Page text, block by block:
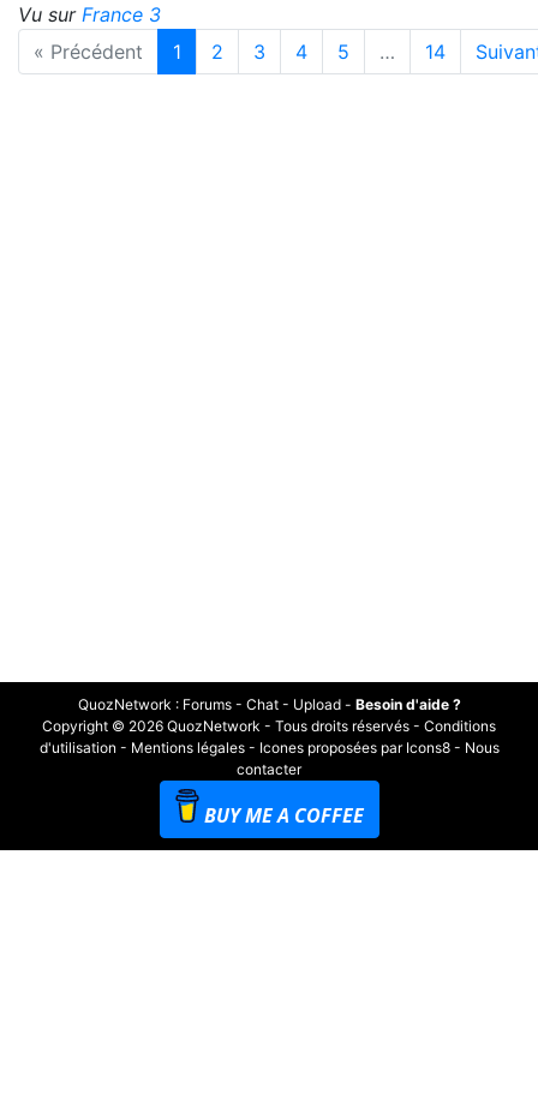
Vu sur France 3
« Précédent
1 2 3 4 5 … 14
QuozNetwork : Forums- Chat- Upload- Besoin d'aide ?
Copyright © 2026 QuozNetwork - Tous droits réservés - Conditions
d'utilisation - Mentions légales- Icones proposées par Icons8- Nous
contacter
BUY ME A COFFEE